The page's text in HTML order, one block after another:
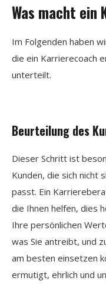
Was macht ein
Im Folgenden haben
die ein Karrierecoach
unterteilt.
Beurteilung des
Dieser Schritt ist
Kunden, die sich nicht
passt. Ein
die Ihnen helfen, dies
Ihre persönlichen
was Sie antreibt, und
am besten einsetzen
ermutigt, ehrlich und